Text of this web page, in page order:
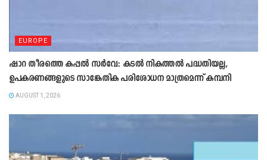
EUROPE
ഷാറ തീരത്തെ കപ്പൽ സർവേ: കടൽ നികത്തൽ പദ്ധതിയല്ല,
ഉപകരണങ്ങളുടെ സാങ്കേതിക പരിശോധന മാത്രമെന്ന് കമ്പനി
AUGUST 1, 2026